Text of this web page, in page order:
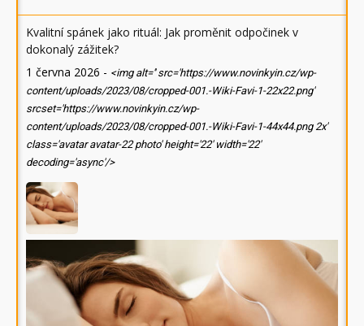
Kvalitní spánek jako rituál: Jak proměnit odpočinek v
dokonalý zážitek?
1 června 2026 - <img alt='' src='https://www.novinkyin.cz/wp-
content/uploads/2023/08/cropped-001.-Wiki-Favi-1-22x22.png'
srcset='https://www.novinkyin.cz/wp-
content/uploads/2023/08/cropped-001.-Wiki-Favi-1-44x44.png 2x'
class='avatar avatar-22 photo' height='22' width='22'
decoding='async'/>